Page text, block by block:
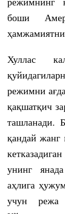
боши
Хуллас
режимни
қақшатқич
ташланади.
қандай жанг
унинг
аҳлига
учун режа